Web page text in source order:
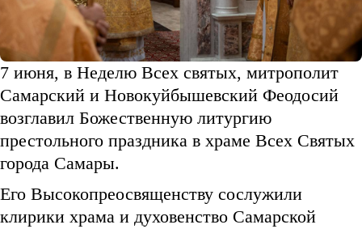
7 июня, в Неделю Всех святых, митрополит
Самарский и Новокуйбышевский Феодосий
возглавил Божественную литургию
престольного праздника в храме Всех Святых
города Самары.
Его Высокопреосвященству сослужили
клирики храма и духовенство Самарской